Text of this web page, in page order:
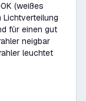
(weißes
Lichtverteilung
für einen gut
neigbar
leuchtet